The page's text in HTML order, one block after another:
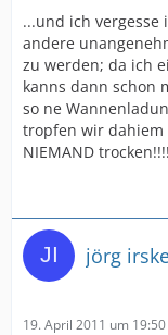
...und ich
andere
zu werden; da ich
kanns dann schon
so ne
tropfen wir
NIEMAND
jörg
19. April 2011 um 19:50